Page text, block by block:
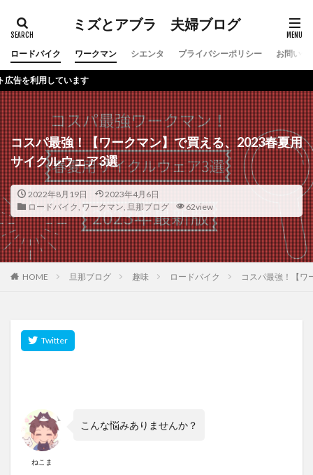
ミズとアブラ 夫婦ブログ
ロードバイク ワークマン シエンタ プライバシーポリシー お問い合
コスパ最強！【ワークマン】で買える、2023春夏用
サイクルウェア3選
2022年8月19日
2023年4月6日
ロードバイク, ワークマン, 旦那ブログ 62view
HOME 旦那ブログ 趣味 ロードバイク コスパ最強！【ワ
ねこま
こんな悩みありませんか？